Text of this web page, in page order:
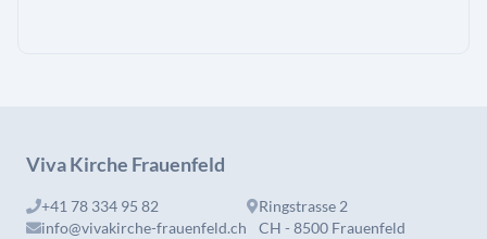
Viva Kirche Frauenfeld
+41 78 334 95 82
info@vivakirche-frauenfeld.ch
Ringstrasse 2
CH - 8500 Frauenfeld